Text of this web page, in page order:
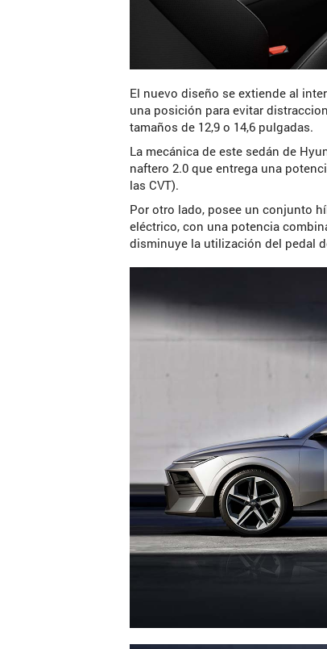
El nuevo diseño se extiende al
una posición para evitar
tamaños de 12,9 o 14,6 pulgadas.
La mecánica de este sedán de
naftero 2.0 que entrega una
las CVT).
Por otro lado, posee un conjunto
eléctrico, con una potencia
disminuye la utilización del pedal